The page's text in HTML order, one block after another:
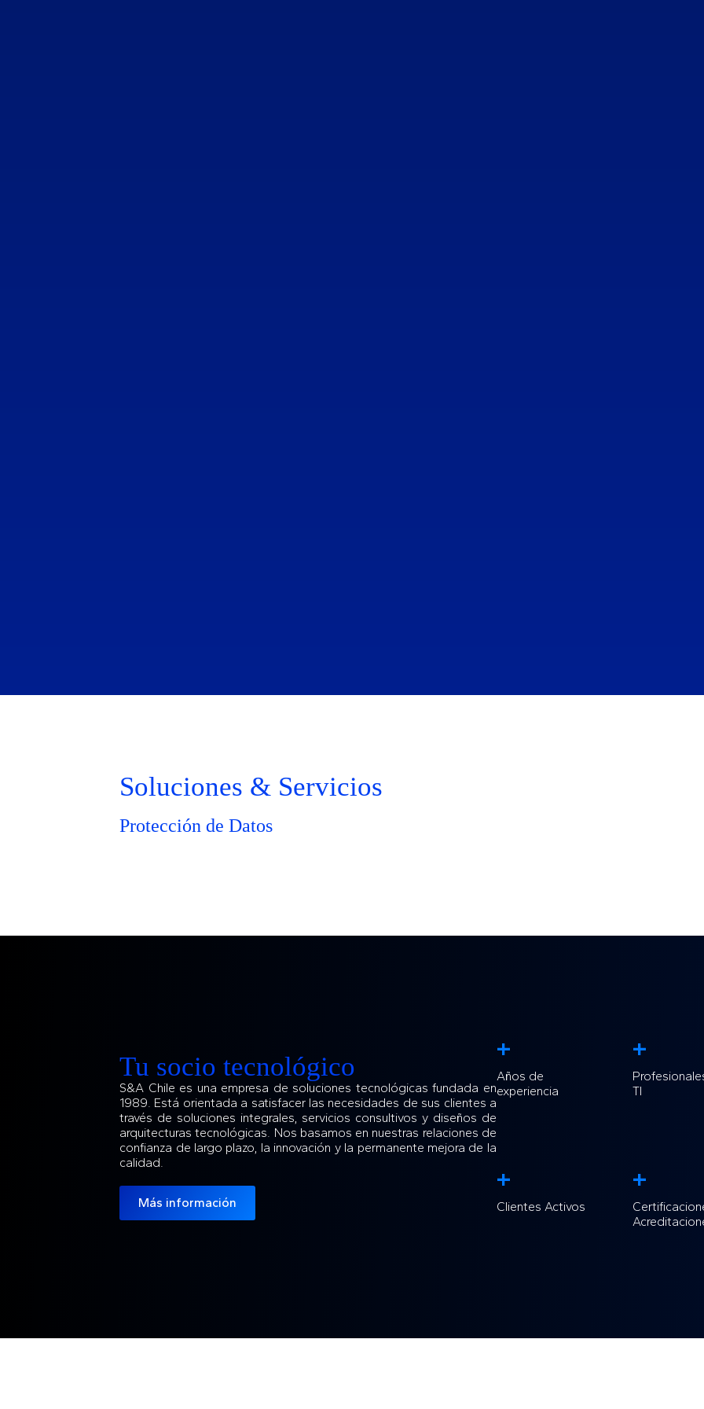
Soluciones & Servicios
Protección de Datos
Tu socio tecnológico
S&A Chile es una empresa de soluciones tecnológicas fundada en
1989. Está orientada a satisfacer las necesidades de sus clientes a
través de soluciones integrales, servicios consultivos y diseños de
arquitecturas tecnológicas. Nos basamos en nuestras relaciones de
confianza de largo plazo, la innovación y la permanente mejora de la
calidad.
Más información
+
Años de
experiencia
+
TI
+
Clientes Activos
+